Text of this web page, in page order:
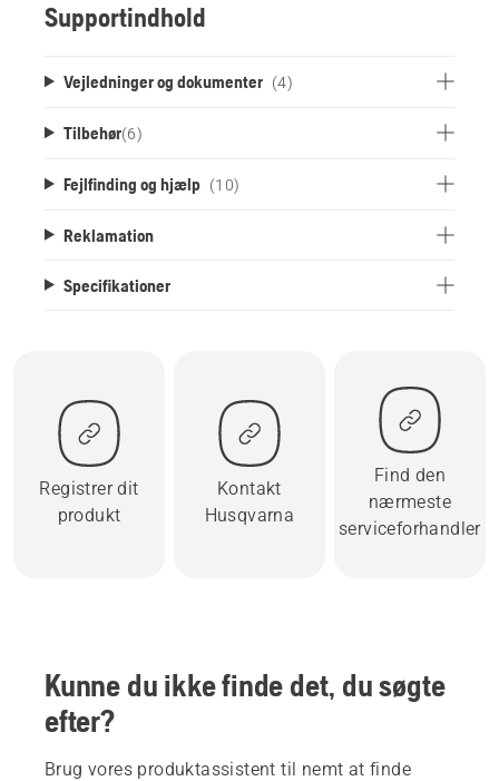
Supportindhold
Vejledninger og dokumenter (4)
Tilbehør(6)
Fejlfinding og hjælp (10)
Reklamation
Specifikationer
Registrer dit
produkt
Kontakt
Husqvarna
Find den
nærmeste
serviceforhandler
Kunne du ikke finde det, du søgte
efter?
Brug vores produktassistent til nemt at finde